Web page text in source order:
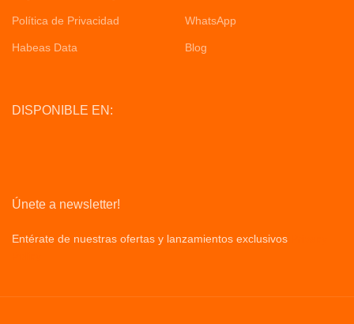
Política de Privacidad
Habeas Data
WhatsApp
Blog
DISPONIBLE EN:
Únete a newsletter!
Entérate de nuestras ofertas y lanzamientos exclusivos